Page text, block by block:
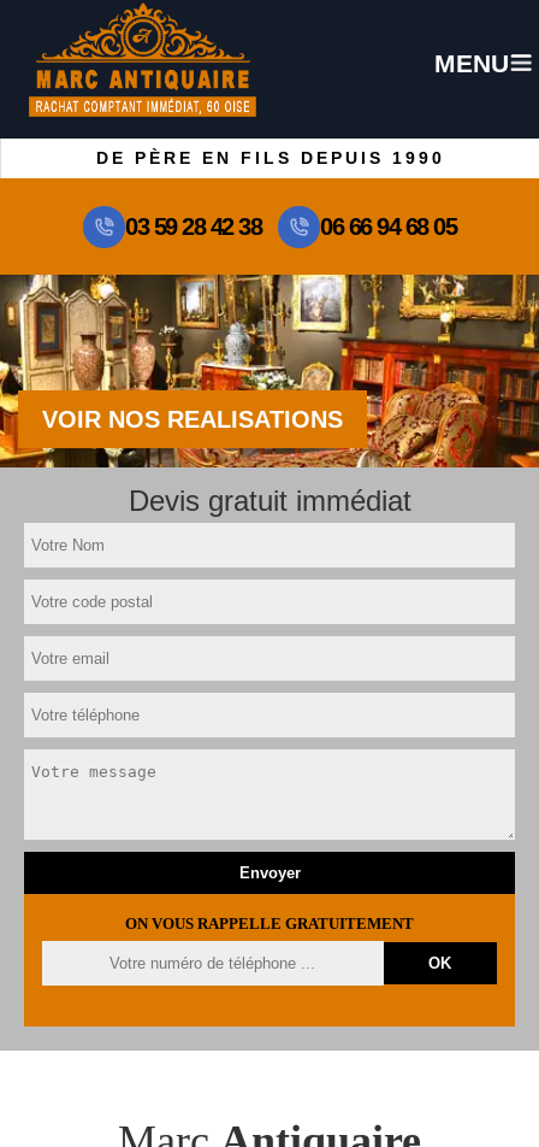
MENU
DE PÈRE EN FILS DEPUIS 1990
03 59 28 42 38 06 66 94 68 05
VOIR NOS REALISATIONS
Devis gratuit immédiat
ON VOUS RAPPELLE GRATUITEMENT